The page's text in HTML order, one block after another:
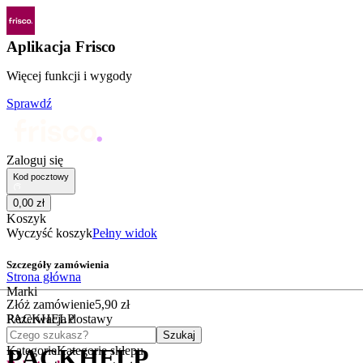
Aplikacja Frisco
Więcej funkcji i wygody
Sprawdź
Zaloguj się
Kod pocztowy
0,00 zł
Koszyk
Wyczyść koszykPełny widok
Szczegóły zamówienia
Złóż zamówienie5,90 zł
Rezerwacja dostawy
Czego szukasz?
Szukaj
KategorieKategorie sklepu
Strona główna
Marki
PACKHELP